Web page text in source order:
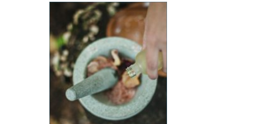
eller en hel fabrik.
Tekniken används i dag
inom industri, bygg,
fastigheter, kulturarv och
infrastruktur för at...